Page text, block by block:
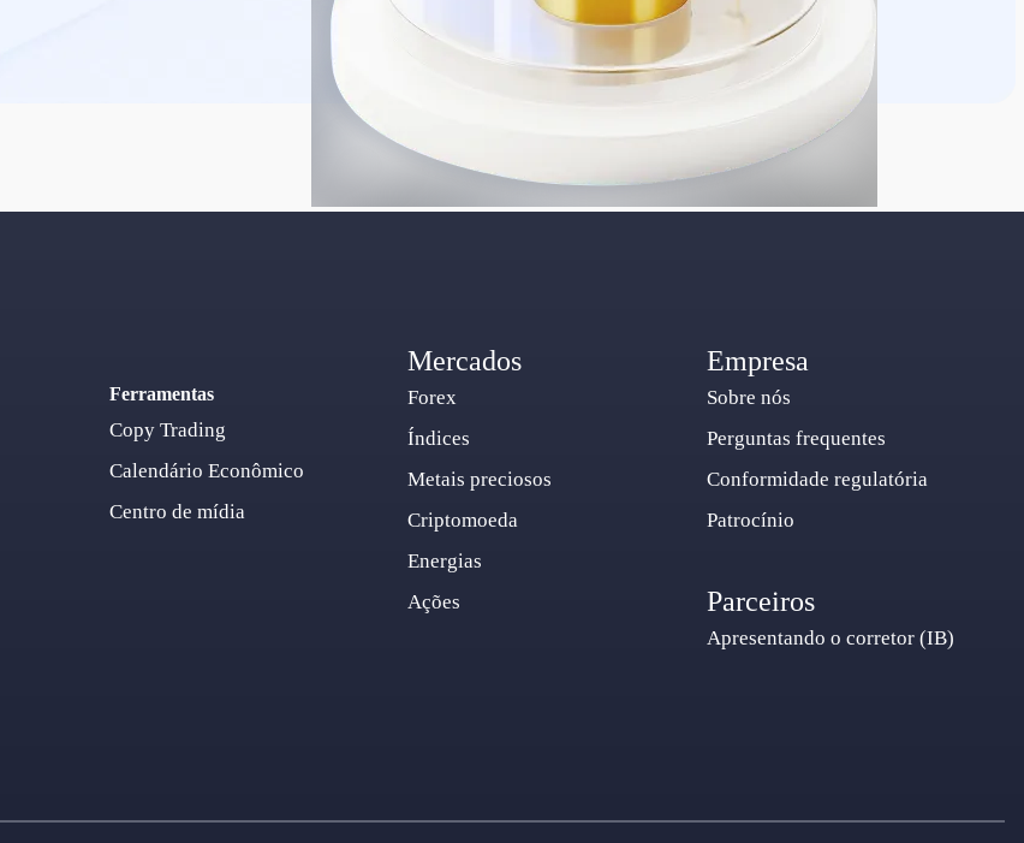
Ferramentas
Copy Trading
Calendário Econômico
Centro de mídia
Mercados
Forex
Índices
Metais preciosos
Criptomoeda
Energias
Ações
Empresa
Sobre nós
Perguntas frequentes
Conformidade regulatória
Patrocínio
Parceiros
Apresentando o corretor (IB)